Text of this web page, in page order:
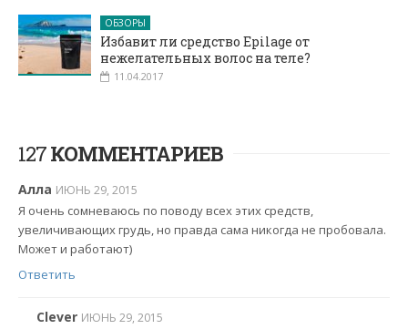
ОБЗОРЫ
Избавит ли средство Epilage от
нежелательных волос на теле?
11.04.2017
127КОММЕНТАРИЕВ
Алла ИЮНЬ 29, 2015
Я очень сомневаюсь по поводу всех этих средств,
увеличивающих грудь, но правда сама никогда не пробовала.
Может и работают)
Ответить
Clever ИЮНЬ 29, 2015